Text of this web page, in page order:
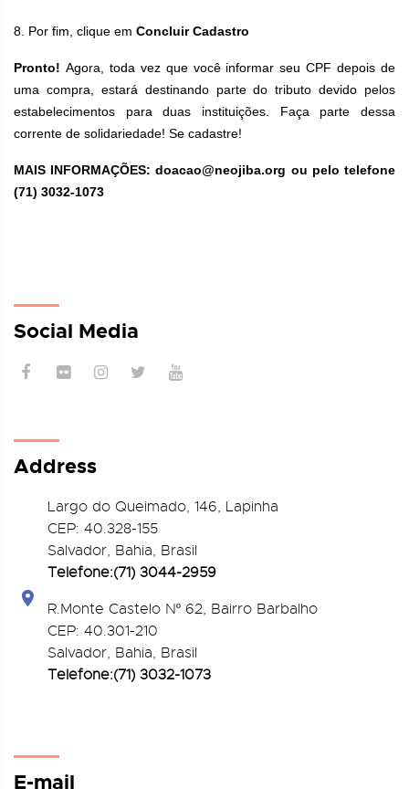
8. Por fim, clique em Concluir Cadastro
Pronto! Agora, toda vez que você informar seu CPF depois de
uma compra, estará destinando parte do tributo devido pelos
estabelecimentos para duas instituições. Faça parte dessa
corrente de solidariedade! Se cadastre!
MAIS INFORMAÇÕES: doacao@neojiba.org ou pelo telefone
(71) 3032-1073
Social Media
Address
Largo do Queimado, 146, Lapinha
CEP: 40.328-155
Salvador, Bahia, Brasil
Telefone:(71) 3044-2959
R.Monte Castelo Nº 62, Bairro Barbalho
CEP: 40.301-210
Salvador, Bahia, Brasil
Telefone:(71) 3032-1073
E-mail